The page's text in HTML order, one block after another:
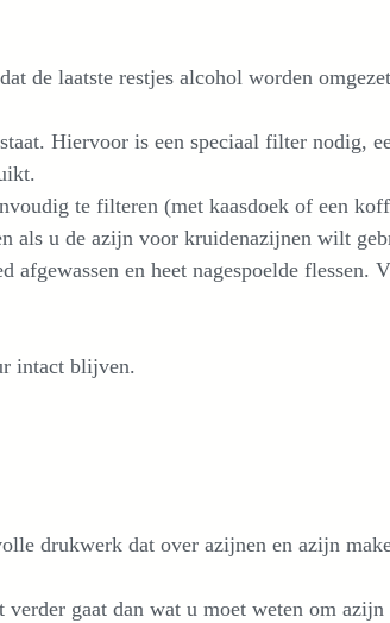
de laatste restjes alcohol worden
Hiervoor is een speciaal filter nodig,
te filteren (met kaasdoek of een
als u de azijn voor kruidenazijnen wilt
en heet nagespoelde flessen.
intact blijven.
drukwerk dat over azijnen en azijn
verder gaat dan wat u moet weten om